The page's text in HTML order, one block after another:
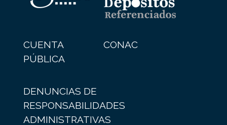
CUENTA
PÚBLICA
CONAC
DENUNCIAS DE
RESPONSABILIDADES
ADMINISTRATIVAS